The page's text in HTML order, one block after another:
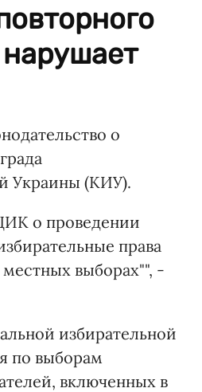
о
Украины (КИУ).
о проведении
права
выборах"", -
избирательной
по выборам
включенных в